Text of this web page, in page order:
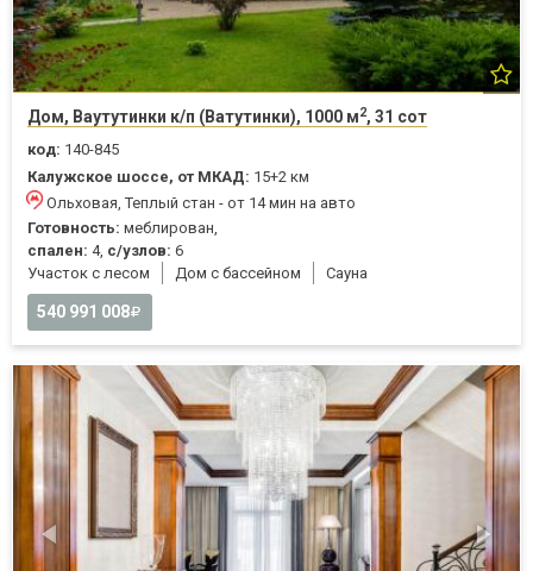
Дом, Ваутутинки к/п (Ватутинки), 1000 м2, 31 сот
код: 140-845
Калужское шоссе, от МКАД: 15+2 км
Ольховая, Теплый стан - от 14 мин на авто
Готовность: меблирован,
спален: 4, с/узлов: 6
Участок с лесом
Дом с бассейном Cауна
540 991 008